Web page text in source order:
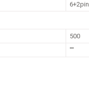
6+2pin
500
""